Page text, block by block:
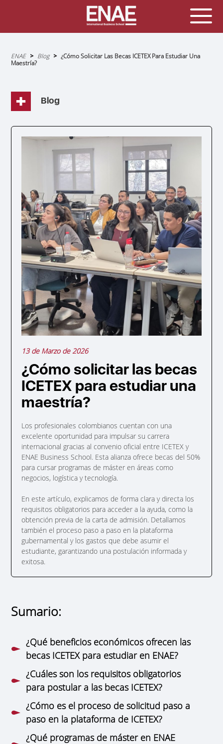
Sobrescribir
enlaces
de
navegación
ENAE Blog
¿Cómo Solicitar Las Becas ICETEX Para Estudiar Una
Maestría?
Blog
13 de Marzo de 2026
¿Cómo solicitar las becas
ICETEX para estudiar una
maestría?
Los profesionales colombianos cuentan con una
excelente oportunidad para impulsar su carrera
internacional gracias al convenio oficial entre ICETEX y
ENAE Business School. Esta alianza ofrece becas del 50%
para cursar programas de máster en áreas como
negocios, logística y tecnología.
En este artículo, explicamos de forma clara y directa los
requisitos obligatorios para acceder a la ayuda, como la
obtención previa de la carta de admisión. Detallamos
también el proceso paso a paso en la plataforma
gubernamental y los gastos que debe asumir el
estudiante, garantizando una postulación informada y
exitosa.
Sumario:
¿Qué beneficios económicos ofrecen las
becas ICETEX para estudiar en ENAE?
¿Cuáles son los requisitos obligatorios
para postular a las becas ICETEX?
¿Cómo es el proceso de solicitud paso a
paso en la plataforma de ICETEX?
¿Qué programas de máster en ENAE